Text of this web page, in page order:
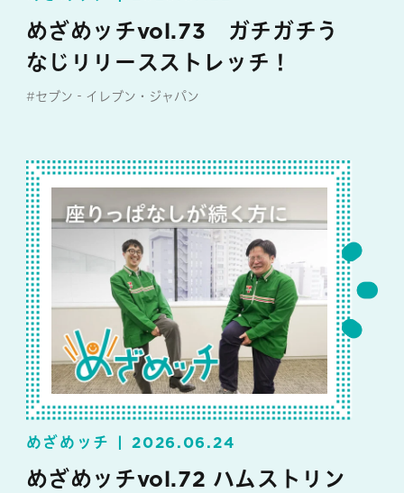
めざめッチvol.73 ガチガチう
なじリリースストレッチ！
#セブン‐イレブン・ジャパン
めざめッチ 2026.06.24
めざめッチvol.72 ハムストリン